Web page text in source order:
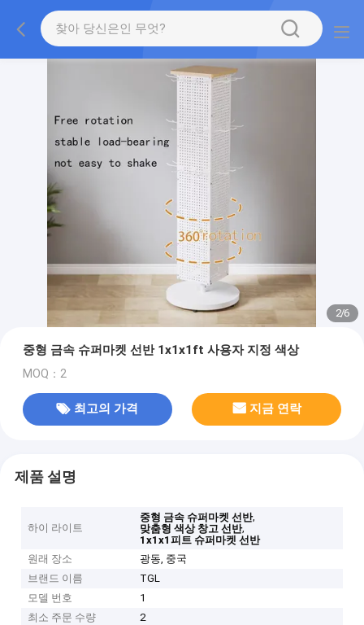
2/6
중형 금속 슈퍼마켓 선반 1x1x1ft 사용자 지정 색상
MOQ：2
최고의 가격 지금 연락
제품 설명
하이 라이트
중형 금속 슈퍼마켓 선반,
맞춤형 색상 창고 선반,
1x1x1피트 슈퍼마켓 선반
원래 장소
광동, 중국
브랜드 이름
TGL
모델 번호
1
최소 주문 수량
2